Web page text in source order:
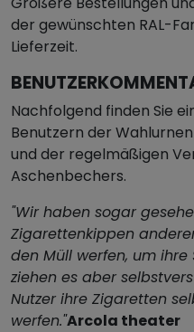
der gewünschten RAL-
Lieferzeit.
Nachfolgend finden Sie
Benutzern der
und der regelmäßigen
Aschenbechers.
"Wir haben sogar
Zigarettenkippen
den Müll werfen, um
ziehen es aber
Nutzer ihre Zigaretten
werfen."Arcola theater